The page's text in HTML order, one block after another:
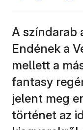
A színdarab
Endének a
mellett a
fantasy
jelent meg
történet az